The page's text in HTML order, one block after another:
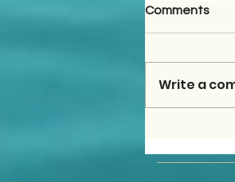
Comments
Write a